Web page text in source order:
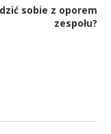
sobie z oporem
zespołu?